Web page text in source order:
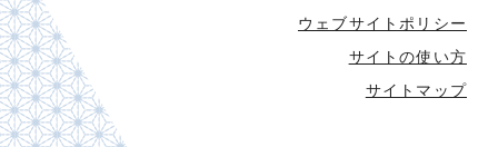
ウェブサイトポリシー
サイトの使い方
サイトマップ